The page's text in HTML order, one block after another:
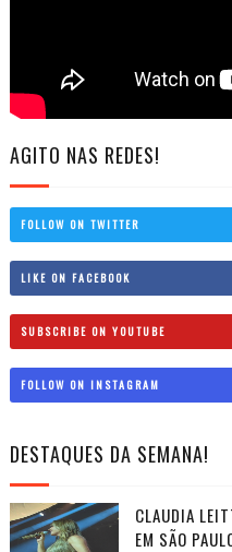
AGITO NAS REDES!
FOLLOW ON TWITTER
LIKE ON FACEBOOK
SUBSCRIBE ON YOUTUBE
FOLLOW ON INSTAGRAM
DESTAQUES DA SEMANA!
CLAUDIA
EM SÃO